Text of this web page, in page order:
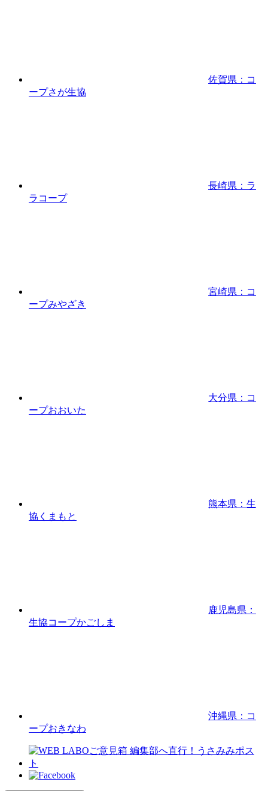
佐賀県：コ
ープさが生協
長崎県：ラ
ラコープ
宮崎県：コ
ープみやざき
大分県：コ
ープおおいた
熊本県：生
協くまもと
鹿児島県：
生協コープかごしま
沖縄県：コ
ープおきなわ